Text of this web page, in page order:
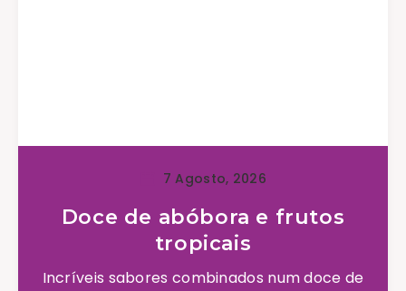
7 Agosto, 2026
Doce de abóbora e frutos
tropicais
Incríveis sabores combinados num doce de